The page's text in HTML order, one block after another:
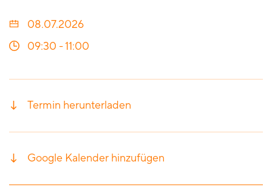
08.07.2026
09:30 -11:00
Termin herunterladen
Google Kalender hinzufügen